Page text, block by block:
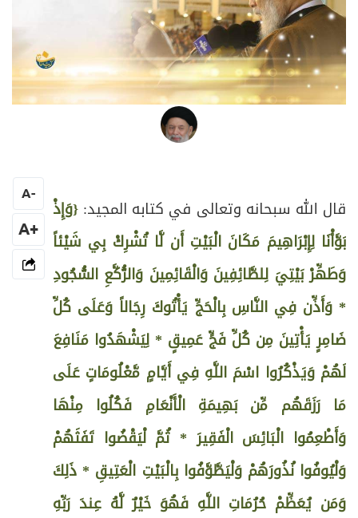
قال الله سبحانه وتعالى في كتابه المجيد: {وَإِذْ
بَوَّأْنَا لِإِبْرَاهِيمَ مَكَانَ الْبَيْتِ أَن لَّا تُشْرِكْ بِي شَيْئاً
وَطَهِّرْ بَيْتِيَ لِلطَّائِفِينَ وَالْقَائِمِينَ وَالرُّكَّعِ السُّجُودِ
* وَأَذِّن فِي النَّاسِ بِالْحَجِّ يَأْتُوكَ رِجَالاً وَعَلَى كُلِّ
ضَامِرٍ يَأْتِينَ مِن كُلِّ فَجٍّ عَمِيقٍ * لِيَشْهَدُوا مَنَافِعَ
لَهُمْ وَيَذْكُرُوا اسْمَ اللَّهِ فِي أَيَّامٍ مَّعْلُومَاتٍ عَلَى
مَا رَزَقَهُم مِّن بَهِيمَةِ الْأَنْعَامِ فَكُلُوا مِنْهَا
وَأَطْعِمُوا الْبَائِسَ الْفَقِيرَ * ثُمَّ لْيَقْضُوا تَفَثَهُمْ
وَلْيُوفُوا نُذُورَهُمْ وَلْيَطَّوَّفُوا بِالْبَيْتِ الْعَتِيقِ * ذَلِكَ
وَمَن يُعَظِّمْ حُرُمَاتِ اللَّهِ فَهُوَ خَيْرٌ لَّهُ عِندَ رَبِّهِ
-
A
+A